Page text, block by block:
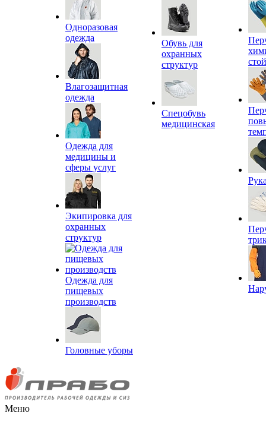
Одноразовая
одежда
Влагозащитная
одежда
Одежда для
медицины и
сферы услуг
Экипировка для
охранных
структур
Одежда для
пищевых
производств
Головные уборы
Обувь для
охранных
структур
Спецобувь
медицинская
Меню